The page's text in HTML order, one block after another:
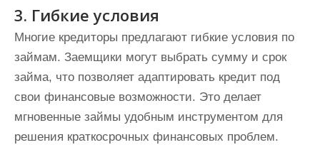
3. Гибкие условия
Многие кредиторы предлагают гибкие условия по
займам. Заемщики могут выбрать сумму и срок
займа, что позволяет адаптировать кредит под
свои финансовые возможности. Это делает
мгновенные займы удобным инструментом для
решения краткосрочных финансовых проблем.